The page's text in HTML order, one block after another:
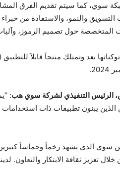
والنمو، والاستفادة من
حول تصميم الرموز،
الرئيس التنفيذي لشركة سوي هب:
يبنون تطبيقات ذات
سوي الذي يشهد زخماً وحماساً
ثقافة الابتكار والتعاون.